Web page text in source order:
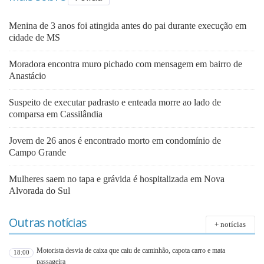
Menina de 3 anos foi atingida antes do pai durante execução em
cidade de MS
Moradora encontra muro pichado com mensagem em bairro de
Anastácio
Suspeito de executar padrasto e enteada morre ao lado de
comparsa em Cassilândia
Jovem de 26 anos é encontrado morto em condomínio de
Campo Grande
Mulheres saem no tapa e grávida é hospitalizada em Nova
Alvorada do Sul
Outras notícias + notícias
18:00
Motorista desvia de caixa que caiu de caminhão, capota carro e mata
passageira